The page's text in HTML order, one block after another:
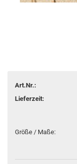
Art.Nr.:
Lieferzeit:
Größe / Maße: